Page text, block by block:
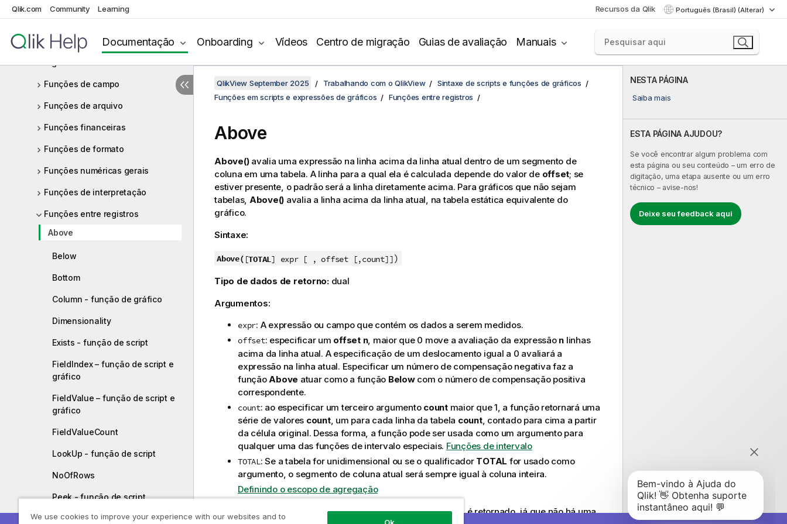
Qlik.com Community Learning Recursos da Qlik Português (Brasil) (Alterar)
Documentação Onboarding Vídeos Centro de migração Guias de avaliação Manuais
Funções de data e hora
Funções exponenciais e
Funções de campo
Funções de arquivo
Funções financeiras
Funções de formato
Funções numéricas gerais
Funções de interpretação
Funções entre registros
Above
Below
Bottom
Column - função de gráfico
Dimensionality
Exists - função de script
FieldIndex – função de script e
gráfico
FieldValue – função de script e
gráfico
FieldValueCount
LookUp - função de script
NoOfRows
Peek - função de script
Previous - função de script
NESTA PÁGINA
Saiba mais
ESTA PÁGINA AJUDOU?
Se você encontrar algum problema com
esta página ou seu conteúdo – um erro de
digitação, uma etapa ausente ou um erro
técnico – avise-nos!
Deixe seu feedback aqui
QlikView September 2025 Trabalhando com o QlikView
Sintaxe de scripts e funções de gráficos
Funções em scripts e expressões de gráficos
Funções entre registros
Above
Above()avalia uma expressão na linha acima da linha atual dentro de um segmento de
coluna em uma tabela. A linha para a qual ela é calculada depende do valor de offset; se
estiver presente, o padrão será a linha diretamente acima. Para gráficos que não sejam
tabelas, Above() avalia a linha acima da linha atual, na tabela estática equivalente do
gráfico.
Sintaxe:
Above( [TOTAL] expr [ , offset [,count]])
Tipo de dados de retorno: dual
Argumentos:
expr: A expressão ou campo que contém os dados a serem medidos.
offset: especificar um offset n, maior que 0 move a avaliação da expressão n linhas
acima da linha atual. A especificação de um deslocamento igual a 0 avaliará a
expressão na linha atual. Especificar um número de compensação negativa faz a
função Above atuar como a função Belowcom o número de compensação positiva
correspondente.
count: ao especificar um terceiro argumento countmaior que 1, a função retornará uma
série de valores count, um para cada linha da tabela count, contado para cima a partir
da célula original. Dessa forma, a função pode ser usada como um argumento para
qualquer uma das funções de intervalo especiais. Funções de intervalo
TOTAL: Se a tabela for unidimensional ou se o qualificador TOTAL for usado como
argumento, o segmento de coluna atual será sempre igual à coluna inteira.
Definindo o escopo de agregação
Na primeira linha de um segmento de coluna, um valorNULLé retornado, já que não há uma
We use cookies to improve your experience with our websites and to